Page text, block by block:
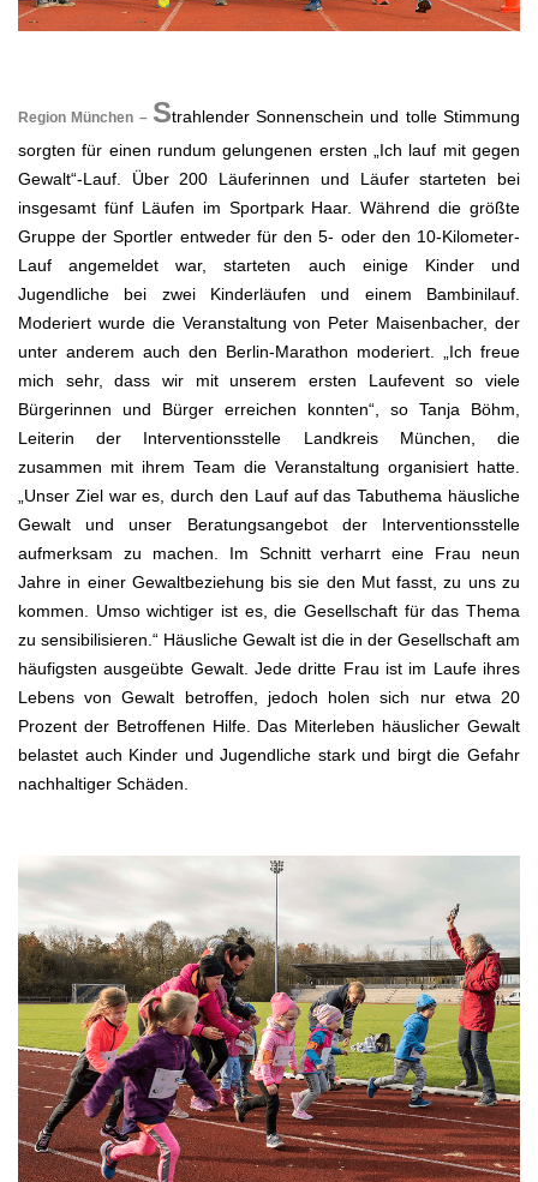
Region München – Strahlender Sonnenschein und tolle Stimmung
sorgten für einen rundum gelungenen ersten „Ich lauf mit gegen
Gewalt“-Lauf. Über 200 Läuferinnen und Läufer starteten bei
insgesamt fünf Läufen im Sportpark Haar. Während die größte
Gruppe der Sportler entweder für den 5- oder den 10-Kilometer-
Lauf angemeldet war, starteten auch einige Kinder und
Jugendliche bei zwei Kinderläufen und einem Bambinilauf.
Moderiert wurde die Veranstaltung von Peter Maisenbacher, der
unter anderem auch den Berlin-Marathon moderiert. „Ich freue
mich sehr, dass wir mit unserem ersten Laufevent so viele
Bürgerinnen und Bürger erreichen konnten“, so Tanja Böhm,
Leiterin der Interventionsstelle Landkreis München, die
zusammen mit ihrem Team die Veranstaltung organisiert hatte.
„Unser Ziel war es, durch den Lauf auf das Tabuthema häusliche
Gewalt und unser Beratungsangebot der Interventionsstelle
aufmerksam zu machen. Im Schnitt verharrt eine Frau neun
Jahre in einer Gewaltbeziehung bis sie den Mut fasst, zu uns zu
kommen. Umso wichtiger ist es, die Gesellschaft für das Thema
zu sensibilisieren.“ Häusliche Gewalt ist die in der Gesellschaft am
häufigsten ausgeübte Gewalt. Jede dritte Frau ist im Laufe ihres
Lebens von Gewalt betroffen, jedoch holen sich nur etwa 20
Prozent der Betroffenen Hilfe. Das Miterleben häuslicher Gewalt
belastet auch Kinder und Jugendliche stark und birgt die Gefahr
nachhaltiger Schäden.